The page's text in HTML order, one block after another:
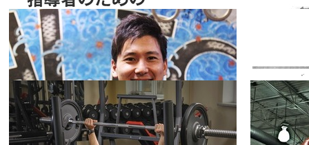
お答えします
1978年9月号
スペシャ
リスト
2018.07.27
★スタミナ栄
養シリーズ特
集版★ 水泳選
手とバーベル
運動
スペシャ
リスト
2018.06.22
JBBAボディ
2018.05.22